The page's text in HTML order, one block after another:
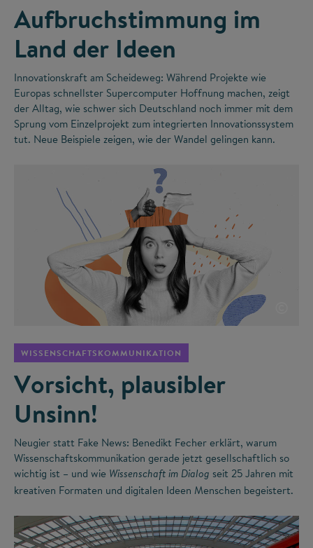
Aufbruchstimmung im
Land der Ideen
Innovationskraft am Scheideweg: Während Projekte wie
Europas schnellster Supercomputer Hoffnung machen, zeigt
der Alltag, wie schwer sich Deutschland noch immer mit dem
Sprung vom Einzelprojekt zum integrierten Innovationssystem
tut. Neue Beispiele zeigen, wie der Wandel gelingen kann.
WISSENSCHAFTSKOMMUNIKATION
Vorsicht, plausibler
Unsinn!
Neugier statt Fake News: Benedikt Fecher erklärt, warum
Wissenschaftskommunikation gerade jetzt gesellschaftlich so
wichtig ist – und wie Wissenschaft im Dialog seit 25 Jahren mit
kreativen Formaten und digitalen Ideen Menschen begeistert.